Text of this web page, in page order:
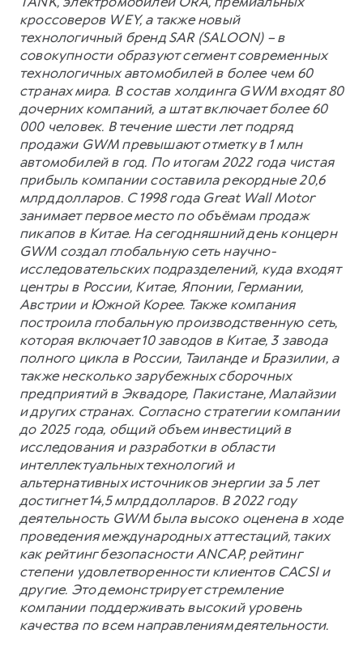
кроссоверов WEY, а также новый
технологичный бренд SAR (SALOON) – в
совокупности образуют сегмент современных
технологичных автомобилей в более чем 60
странах мира. В состав холдинга GWM входят 80
дочерних компаний, а штат включает более 60
000 человек. В течение шести лет подряд
продажи GWM превышают отметку в 1 млн
автомобилей в год. По итогам 2022 года чистая
прибыль компании составила рекордные 20,6
млрд долларов. С 1998 года Great Wall Motor
занимает первое место по объёмам продаж
пикапов в Китае. На сегодняшний день концерн
GWM создал глобальную сеть научно-
исследовательских подразделений, куда входят
центры в России, Китае, Японии, Германии,
Австрии и Южной Корее. Также компания
построила глобальную производственную сеть,
которая включает 10 заводов в Китае, 3 завода
полного цикла в России, Таиланде и Бразилии, а
также несколько зарубежных сборочных
предприятий в Эквадоре, Пакистане, Малайзии
и других странах. Согласно стратегии компании
до 2025 года, общий объем инвестиций в
исследования и разработки в области
интеллектуальных технологий и
альтернативных источников энергии за 5 лет
достигнет 14,5 млрд долларов. В 2022 году
деятельность GWM была высоко оценена в ходе
проведения международных аттестаций, таких
как рейтинг безопасности ANCAP, рейтинг
степени удовлетворенности клиентов CACSI и
другие. Это демонстрирует стремление
компании поддерживать высокий уровень
качества по всем направлениям деятельности.